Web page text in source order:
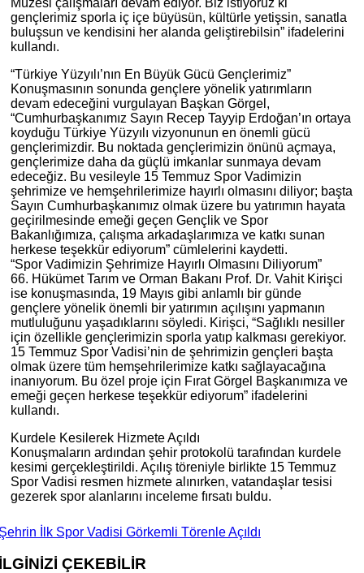
Müzesi çalışmaları devam ediyor. Biz istiyoruz ki
gençlerimiz sporla iç içe büyüsün, kültürle yetişsin, sanatla
buluşsun ve kendisini her alanda geliştirebilsin” ifadelerini
kullandı.
“Türkiye Yüzyılı’nın En Büyük Gücü Gençlerimiz”
Konuşmasının sonunda gençlere yönelik yatırımların
devam edeceğini vurgulayan Başkan Görgel,
“Cumhurbaşkanımız Sayın Recep Tayyip Erdoğan’ın ortaya
koyduğu Türkiye Yüzyılı vizyonunun en önemli gücü
gençlerimizdir. Bu noktada gençlerimizin önünü açmaya,
gençlerimize daha da güçlü imkanlar sunmaya devam
edeceğiz. Bu vesileyle 15 Temmuz Spor Vadimizin
şehrimize ve hemşehrilerimize hayırlı olmasını diliyor; başta
Sayın Cumhurbaşkanımız olmak üzere bu yatırımın hayata
geçirilmesinde emeği geçen Gençlik ve Spor
Bakanlığımıza, çalışma arkadaşlarımıza ve katkı sunan
herkese teşekkür ediyorum” cümlelerini kaydetti.
“Spor Vadimizin Şehrimize Hayırlı Olmasını Diliyorum”
66. Hükümet Tarım ve Orman Bakanı Prof. Dr. Vahit Kirişci
ise konuşmasında, 19 Mayıs gibi anlamlı bir günde
gençlere yönelik önemli bir yatırımın açılışını yapmanın
mutluluğunu yaşadıklarını söyledi. Kirişci, “Sağlıklı nesiller
için özellikle gençlerimizin sporla yatıp kalkması gerekiyor.
15 Temmuz Spor Vadisi’nin de şehrimizin gençleri başta
olmak üzere tüm hemşehrilerimize katkı sağlayacağına
inanıyorum. Bu özel proje için Fırat Görgel Başkanımıza ve
emeği geçen herkese teşekkür ediyorum” ifadelerini
kullandı.
Kurdele Kesilerek Hizmete Açıldı
Konuşmaların ardından şehir protokolü tarafından kurdele
kesimi gerçekleştirildi. Açılış töreniyle birlikte 15 Temmuz
Spor Vadisi resmen hizmete alınırken, vatandaşlar tesisi
gezerek spor alanlarını inceleme fırsatı buldu.
İlk Spor Vadisi Görkemli Törenle Açıldı
ÇEKEBİLİR